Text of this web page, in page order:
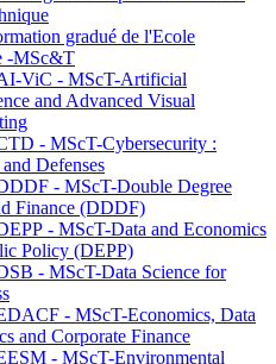
gradué de l'Ecole
-MSc&T
ViC - MScT-Artificial
and Advanced Visual
- MScT-Cybersecurity :
Defenses
- MScT-Double Degree
Finance (DDDF)
- MScT-Data and Economics
Policy (DEPP)
- MScT-Data Science for
- MScT-Economics, Data
and Corporate Finance
- MScT-Environmental